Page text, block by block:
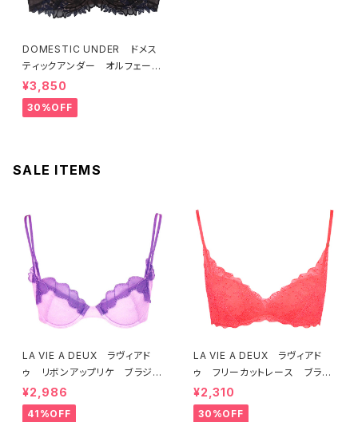
DOMESTIC UNDER ドメス
ティックアンダー オルフェーヴ
ル ブラジャー（ブラック）D225
4 送料無料
¥3,850
30%OFF
SALE ITEMS
LA VIE A DEUX ラヴィアド
ゥ リボンアップリケ ブラジャ
ー（ラベンダー） 22293 SA
LE セール 送料無料
¥2,986
41%OFF
LA VIE A DEUX ラヴィアド
ゥ フリーカットレース ブラレ
ット ソフトブラ（トマトレッド）2
2457 SALE 送料無料
¥2,310
30%OFF